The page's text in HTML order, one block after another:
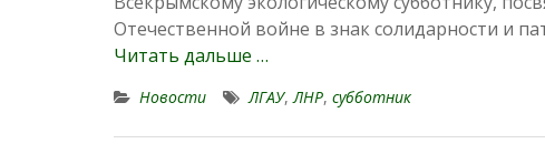
Отечественной войне в знак солидарности и
Читать дальше …
Новости ЛГАУ, ЛНР, субботник